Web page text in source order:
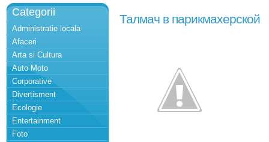
Categorii
Administratie locala
Afaceri
Arta si Cultura
Auto Moto
Corporative
Divertisment
Ecologie
Entertainment
Foto
Талмач в парикмахерской